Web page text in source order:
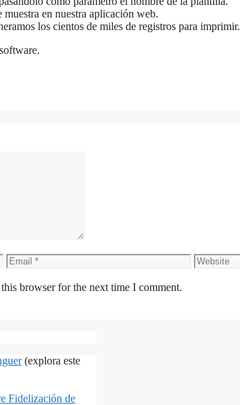
en nuestra aplicación web.
los cientos de miles de registros para imprimir.
Email Website
browser for the next time I comment.
(explora este
Fidelización de